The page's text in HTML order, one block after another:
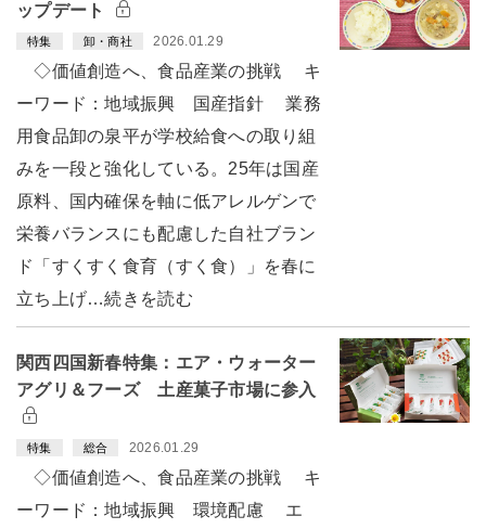
ップデート
特集 卸・商社 2026.01.29
◇価値創造へ、食品産業の挑戦 キ
ーワード：地域振興 国産指針 業務
用食品卸の泉平が学校給食への取り組
みを一段と強化している。25年は国産
原料、国内確保を軸に低アレルゲンで
栄養バランスにも配慮した自社ブラン
ド「すくすく食育（すく食）」を春に
立ち上げ…続きを読む
関西四国新春特集：エア・ウォーター
アグリ＆フーズ 土産菓子市場に参入
特集 総合 2026.01.29
◇価値創造へ、食品産業の挑戦 キ
ーワード：地域振興 環境配慮 エ